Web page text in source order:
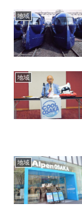
地域
地域
地域